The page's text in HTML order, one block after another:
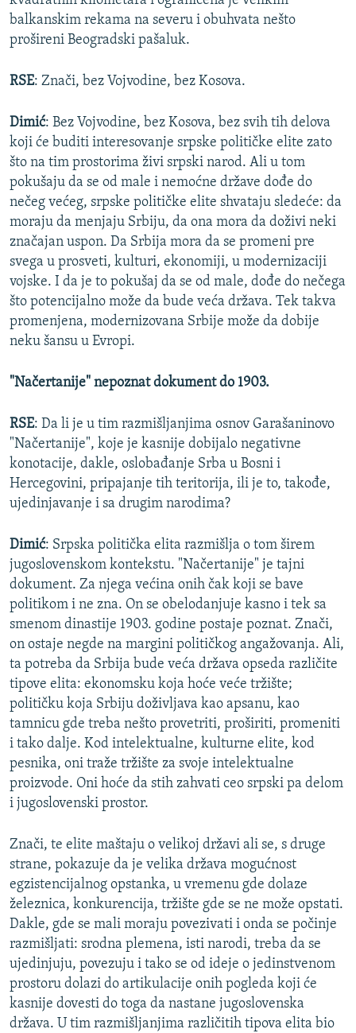
balkanskim rekama na severu i obuhvata nešto
prošireni Beogradski pašaluk.
RSE: Znači, bez Vojvodine, bez Kosova.
Dimić: Bez Vojvodine, bez Kosova, bez svih tih delova
koji će buditi interesovanje srpske političke elite zato
što na tim prostorima živi srpski narod. Ali u tom
pokušaju da se od male i nemoćne države dođe do
nečeg većeg, srpske političke elite shvataju sledeće: da
moraju da menjaju Srbiju, da ona mora da doživi neki
značajan uspon. Da Srbija mora da se promeni pre
svega u prosveti, kulturi, ekonomiji, u modernizaciji
vojske. I da je to pokušaj da se od male, dođe do nečega
što potencijalno može da bude veća država. Tek takva
promenjena, modernizovana Srbije može da dobije
neku šansu u Evropi.
"Načertanije" nepoznat dokument do 1903.
RSE: Da li je u tim razmišljanjima osnov Garašaninovo
"Načertanije", koje je kasnije dobijalo negativne
konotacije, dakle, oslobađanje Srba u Bosni i
Hercegovini, pripajanje tih teritorija, ili je to, takođe,
ujedinjavanje i sa drugim narodima?
Dimić: Srpska politička elita razmišlja o tom širem
jugoslovenskom kontekstu. "Načertanije" je tajni
dokument. Za njega većina onih čak koji se bave
politikom i ne zna. On se obelodanjuje kasno i tek sa
smenom dinastije 1903. godine postaje poznat. Znači,
on ostaje negde na margini političkog angažovanja. Ali,
ta potreba da Srbija bude veća država opseda različite
tipove elita: ekonomsku koja hoće veće tržište;
političku koja Srbiju doživljava kao apsanu, kao
tamnicu gde treba nešto provetriti, proširiti, promeniti
i tako dalje. Kod intelektualne, kulturne elite, kod
pesnika, oni traže tržište za svoje intelektualne
proizvode. Oni hoće da stih zahvati ceo srpski pa delom
i jugoslovenski prostor.
Znači, te elite maštaju o velikoj državi ali se, s druge
strane, pokazuje da je velika država mogućnost
egzistencijalnog opstanka, u vremenu gde dolaze
železnica, konkurencija, tržište gde se ne može opstati.
Dakle, gde se mali moraju povezivati i onda se počinje
razmišljati: srodna plemena, isti narodi, treba da se
ujedinjuju, povezuju i tako se od ideje o jedinstvenom
prostoru dolazi do artikulacije onih pogleda koji će
kasnije dovesti do toga da nastane jugoslovenska
država. U tim razmišljanjima različitih tipova elita bio